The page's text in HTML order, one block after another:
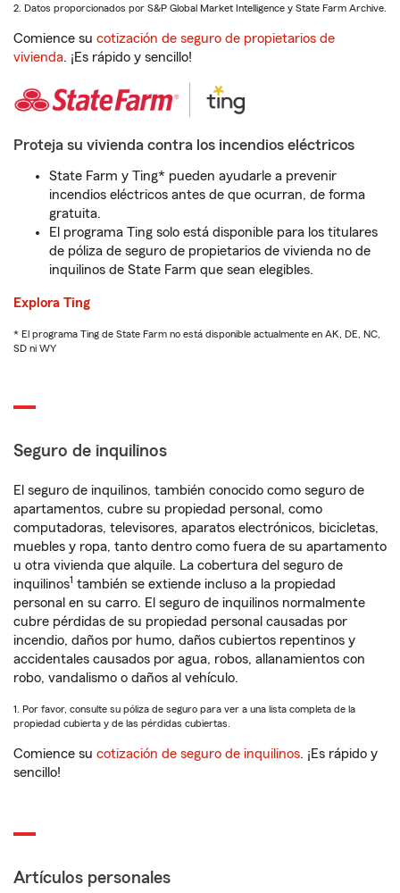
2. Datos proporcionados por S&P Global Market Intelligence y State Farm Archive.
Comience su cotización de seguro de propietarios de
vivienda. ¡Es rápido y sencillo!
Proteja su vivienda contra los incendios eléctricos
State Farm y Ting* pueden ayudarle a prevenir
incendios eléctricos antes de que ocurran, de forma
gratuita.
El programa Ting solo está disponible para los titulares
de póliza de seguro de propietarios de vivienda no de
inquilinos de State Farm que sean elegibles.
Explora Ting
* El programa Ting de State Farm no está disponible actualmente en AK, DE, NC,
SD ni WY
Seguro de inquilinos
El seguro de inquilinos, también conocido como seguro de
apartamentos, cubre su propiedad personal, como
computadoras, televisores, aparatos electrónicos, bicicletas,
muebles y ropa, tanto dentro como fuera de su apartamento
u otra vivienda que alquile. La cobertura del seguro de
inquilinos1 también se extiende incluso a la propiedad
personal en su carro. El seguro de inquilinos normalmente
cubre pérdidas de su propiedad personal causadas por
incendio, daños por humo, daños cubiertos repentinos y
accidentales causados por agua, robos, allanamientos con
robo, vandalismo o daños al vehículo.
1. Por favor, consulte su póliza de seguro para ver a una lista completa de la
propiedad cubierta y de las pérdidas cubiertas.
Comience su cotización de seguro de inquilinos. ¡Es rápido y
sencillo!
Artículos personales